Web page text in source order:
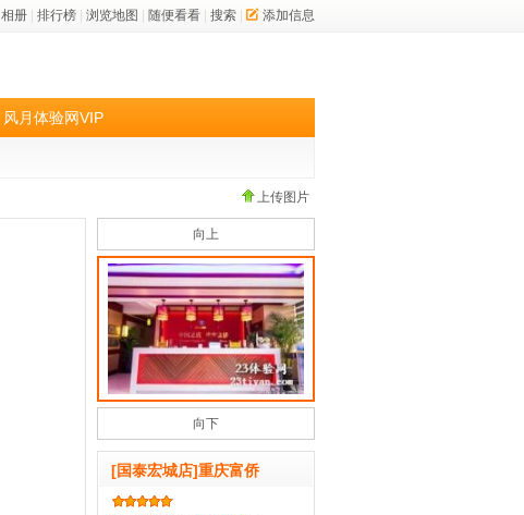
相册 排行榜 浏览地图 随便看看 搜索 添加信息
风月体验网VIP
上传图片
向上
向下
[国泰宏城店]重庆富侨